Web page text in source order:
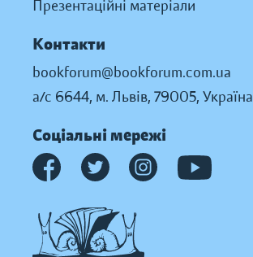
Презентаційні матеріали
Контакти
bookforum@bookforum.com.ua
а/с 6644, м. Львів, 79005, Україна
Соціальні мережі